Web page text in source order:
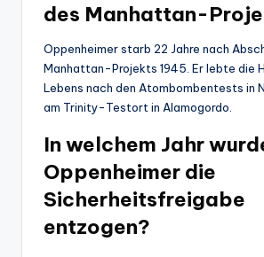
des Manhattan-
Oppenheimer starb 22 Jahre nach
Manhattan-Projekts 1945. Er lebte die
Lebens nach den Atombombentests in
am Trinity-Testort in Alamogordo.
In welchem Jahr
Oppenheimer die
Sicherheitsfreigabe
entzogen?